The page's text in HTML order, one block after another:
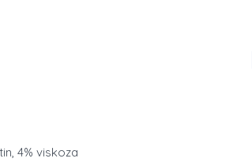
4% viskoza